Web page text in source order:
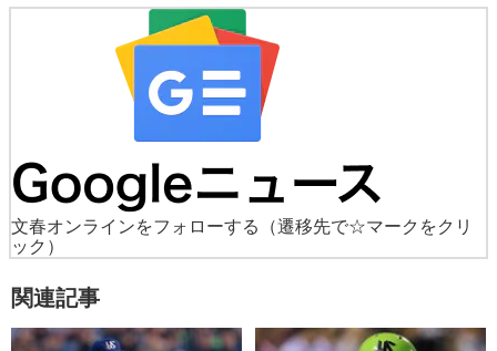
文春オンラインをフォローする
（遷移先で☆マークをクリ
ック）
関連記事